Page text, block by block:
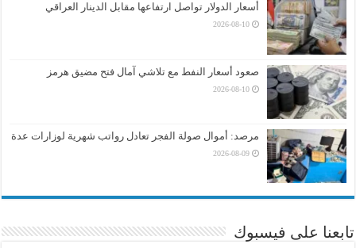
أسعار الدولار تواصل ارتفاعها مقابل الدينار العراقي
2026-08-10
صعود أسعار النفط مع تلاشي آمال فتح مضيق هرمز
2026-08-10
مرصد: أموال صولة الفجر تعادل رواتب شهرية لوزارات عدة
2026-08-09
تابعنا على فيسبوك